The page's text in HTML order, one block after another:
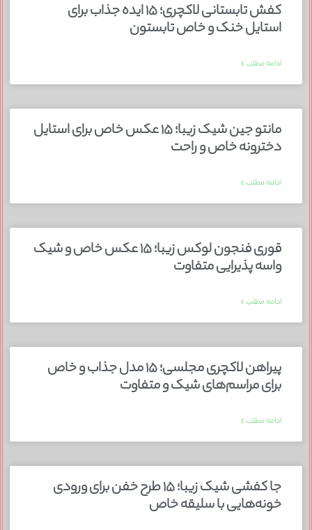
کفش تابستانی لاکچری؛ ۱۵ ایده‌ جذاب برای
استایل خنک و خاص تابستون
ادامه مطلب »
مانتو جین شیک زیبا؛ ۱۵ عکس خاص برای استایل
دخترونه خاص و راحت
ادامه مطلب »
قوری فنجون لوکس زیبا؛ ۱۵ عکس خاص و شیک
واسه پذیرایی متفاوت
ادامه مطلب »
پیراهن لاکچری مجلسی؛ ۱۵ مدل جذاب و خاص
برای مراسم‌های شیک و متفاوت
ادامه مطلب »
جا کفشی شیک زیبا؛ ۱۵ طرح خفن برای ورودی
خونه‌هایی با سلیقه خاص